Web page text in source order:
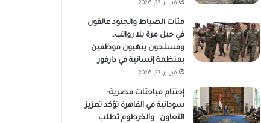
فبراير 27, 2026
مئات الضباط والجنود عالقون
في جبل مرة بلا رواتب..
ومسلحون ينهبون موظفين
بمنظمة إنسانية في دارفور
فبراير 27, 2026
إختتام مباحثات مصرية–
سودانية في القاهرة تؤكد تعزيز
التعاون.. والخرطوم تطلب